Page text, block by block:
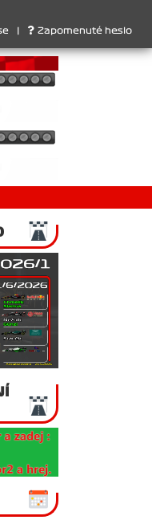
..... SprintCup -
Zapomenuté heslo